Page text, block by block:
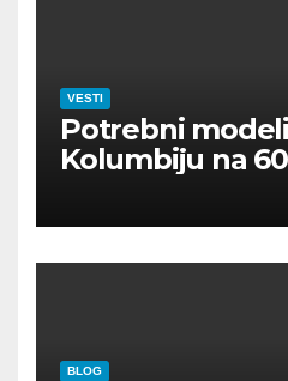
VESTI
Potrebni
Kolumbiju na
BLOG